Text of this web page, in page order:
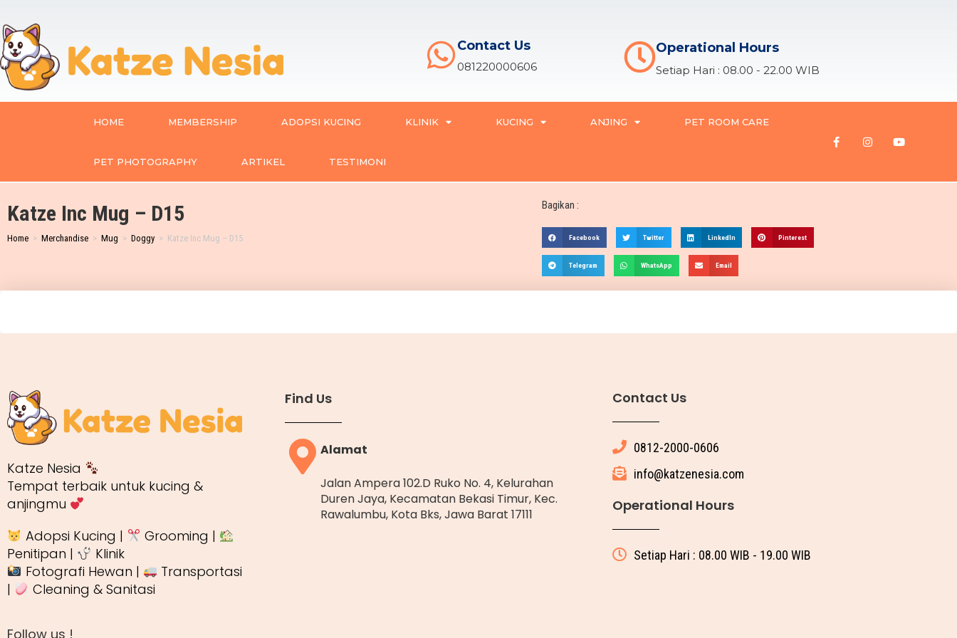
Contact Us
081220000606
Operational Hours
Setiap Hari : 08.00 - 22.00 WIB
HOME MEMBERSHIP ADOPSI KUCING KLINIK KUCING ANJING PET ROOM CARE
PET PHOTOGRAPHY ARTIKEL TESTIMONI
Katze Inc Mug – D15
Home > Merchandise > Mug > Doggy > Katze Inc Mug – D15
Bagikan :
Facebook Twitter LinkedIn Pinterest
Telegram WhatsApp Email
Katze Nesia
Tempat terbaik untuk kucing &
anjingmu
Adopsi Kucing |
Grooming |
Penitipan |
Klinik
Fotografi Hewan |
Transportasi
|
Cleaning & Sanitasi
Follow us !
Find Us
Alamat
Jalan Ampera 102.D Ruko No. 4, Kelurahan
Duren Jaya, Kecamatan Bekasi Timur, Kec.
Rawalumbu, Kota Bks, Jawa Barat 17111
Contact Us
0812-2000-0606
info@katzenesia.com
Operational Hours
Setiap Hari : 08.00 WIB - 19.00 WIB